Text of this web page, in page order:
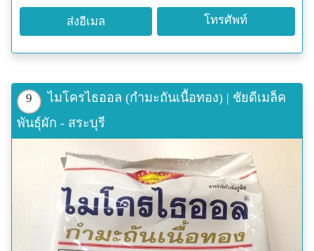
088-6844708
ส่งอีเมล โทรศัพท์
9
ไมโครไธออล (กำมะถันเนื้อทอง) | ชัยดีเมล็ค
พันธุ์ผัก - สระบุรี